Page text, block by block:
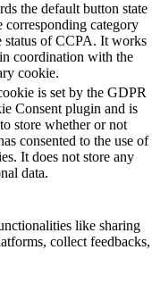
the default button state
corresponding category
status of CCPA. It works
coordination with the
cookie.
is set by the GDPR
Consent plugin and is
store whether or not
consented to the use of
It does not store any
data.
like sharing
collect feedbacks,